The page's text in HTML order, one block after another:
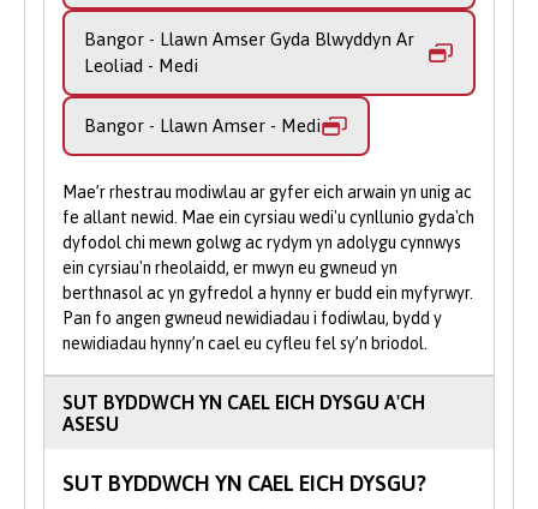
Derbyniadau cyfeillgar ar gael i’ch
helpu.
Gwnewch Gais Ar-lein
eich cais trwy ein porth ar-lein gan na
allwch wneud cais trwy UCAS i
Gallwch archwilio datblygiadau arloesol yn
y diwydiant llyfrau a chyhoeddi, edrych ar
sut mae ffilmiau’n cyfleu ystyr a mynegi
eich dewisiadau creadigol eich hun fel
gwneuthurwr ffilmiau. Gellir archwilio'r
gwahaniaeth rhwng ysgrifennu ffuglennol a
ffeithiol ochr yn ochr â pharatoi a
mireinio'ch sgiliau mewn cyfweliad.
Ym Mhrifysgol Bangor byddwn yn eich
annog i ddod o hyd i ffyrdd newydd o
fynegi eich hun, eich negeseuon a’ch ystyr.
Byddwch yn cael cyfleoedd i greu
cyfryngau, cyfathrebiadau, cynyrchiadau a
Bangor - Llawn Amser Gyda Blwyddyn Ar
Leoliad - Medi
Bangor - Llawn Amser - Medi
Mae’r rhestrau modiwlau ar gyfer eich arwain yn unig ac
fe allant newid. Mae ein cyrsiau wedi'u cynllunio gyda'ch
dyfodol chi mewn golwg ac rydym yn adolygu cynnwys
ein cyrsiau'n rheolaidd, er mwyn eu gwneud yn
berthnasol ac yn gyfredol a hynny er budd ein myfyrwyr.
Pan fo angen gwneud newidiadau i fodiwlau, bydd y
newidiadau hynny’n cael eu cyfleu fel sy’n briodol.
SUT BYDDWCH YN CAEL EICH DYSGU A'CH
ASESU
SUT BYDDWCH YN CAEL EICH DYSGU?